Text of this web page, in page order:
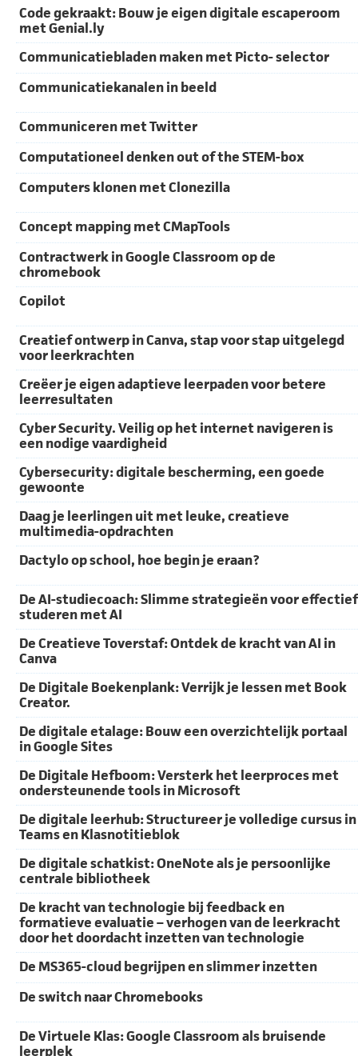
Code gekraakt: Bouw je eigen digitale escaperoom
met Genial.ly
Communicatiebladen maken met Picto- selector
Communicatiekanalen in beeld
Communiceren met Twitter
Computationeel denken out of the STEM-box
Computers klonen met Clonezilla
Concept mapping met CMapTools
Contractwerk in Google Classroom op de
chromebook
Copilot
Creatief ontwerp in Canva, stap voor stap uitgelegd
voor leerkrachten
Creëer je eigen adaptieve leerpaden voor betere
leerresultaten
Cyber Security. Veilig op het internet navigeren is
een nodige vaardigheid
Cybersecurity: digitale bescherming, een goede
gewoonte
Daag je leerlingen uit met leuke, creatieve
multimedia-opdrachten
Dactylo op school, hoe begin je eraan?
De AI-studiecoach: Slimme strategieën voor effectief
studeren met AI
De Creatieve Toverstaf: Ontdek de kracht van AI in
Canva
De Digitale Boekenplank: Verrijk je lessen met Book
Creator.
De digitale etalage: Bouw een overzichtelijk portaal
in Google Sites
De Digitale Hefboom: Versterk het leerproces met
ondersteunende tools in Microsoft
De digitale leerhub: Structureer je volledige cursus in
Teams en Klasnotitieblok
De digitale schatkist: OneNote als je persoonlijke
centrale bibliotheek
De kracht van technologie bij feedback en
formatieve evaluatie – verhogen van de leerkracht
door het doordacht inzetten van technologie
De MS365-cloud begrijpen en slimmer inzetten
De switch naar Chromebooks
De Virtuele Klas: Google Classroom als bruisende
leerplek